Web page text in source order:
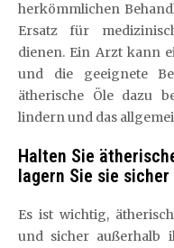
herkömmlichen
Ersatz für
dienen. Ein Arzt kann
und die geeignete
ätherische Öle dazu
lindern und das
Halten Sie
lagern Sie sie
Es ist wichtig,
und sicher außerhalb